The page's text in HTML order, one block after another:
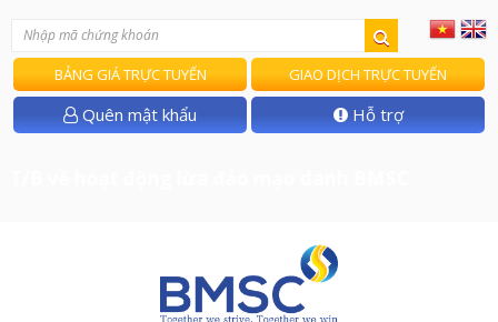
BẢNG GIÁ TRỰC TUYẾN GIAO DỊCH TRỰC TUYẾN
Quên mật khẩu Hỗ trợ